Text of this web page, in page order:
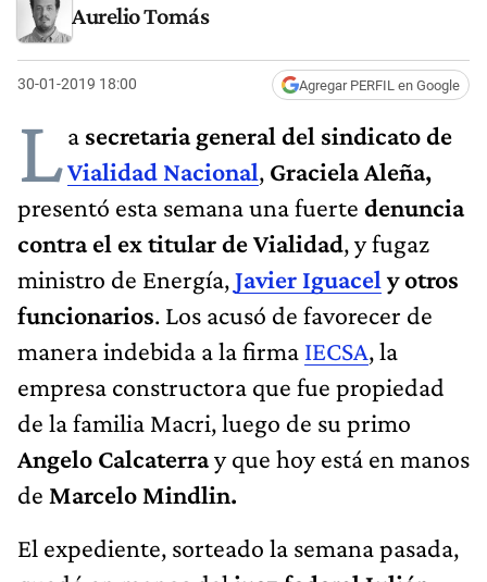
Aurelio Tomás
30-01-2019 18:00 Agregar PERFIL en Google
La secretaria general del sindicato de
Vialidad Nacional, Graciela Aleña,
presentó esta semana una fuerte denuncia
contra el ex titular de Vialidad, y fugaz
ministro de Energía,Javier Iguacely otros
funcionarios. Los acusó de favorecer de
manera indebida a la firma IECSA, la
empresa constructora que fue propiedad
de la familia Macri, luego de su primo
Angelo Calcaterray que hoy está en manos
de Marcelo Mindlin.
El expediente, sorteado la semana pasada,